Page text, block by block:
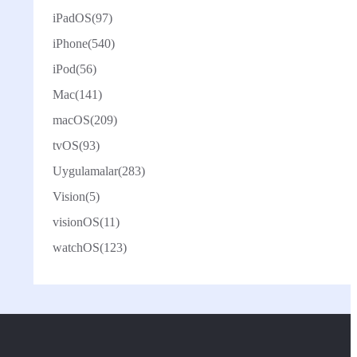
iPadOS(97)
iPhone(540)
iPod(56)
Mac(141)
macOS(209)
tvOS(93)
Uygulamalar(283)
Vision(5)
visionOS(11)
watchOS(123)